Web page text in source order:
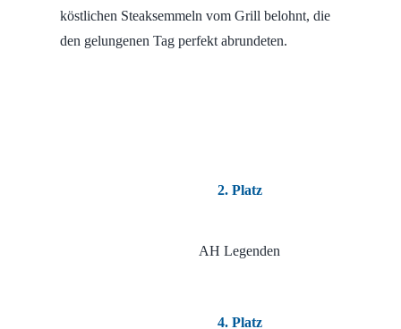
köstlichen Steaksemmeln vom Grill belohnt, die
den gelungenen Tag perfekt abrundeten.
2. Platz
AH Legenden
4. Platz